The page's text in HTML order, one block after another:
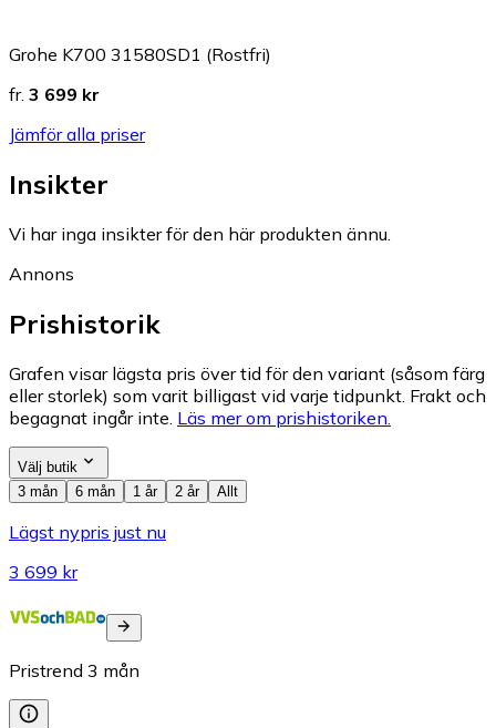
Grohe K700 31580SD1 (Rostfri)
fr. 3 699 kr
Jämför alla priser
Insikter
Vi har inga insikter för den här produkten ännu.
Annons
Prishistorik
Grafen visar lägsta pris över tid för den variant (såsom färg
eller storlek) som varit billigast vid varje tidpunkt. Frakt och
begagnat ingår inte. Läs mer om prishistoriken.
Välj butik
3 mån
6 mån 1 år 2 år Allt
Lägst nypris just nu
3 699 kr
Pristrend 3 mån